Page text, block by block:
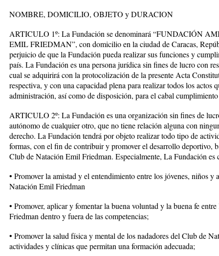
NOMBRE, DOMICILIO, OBJETO y DURACION
ARTICULO 1º: La Fundación se denominará “FUNDACIÓN
EMIL FRIEDMAN”, con domicilio en la ciudad de Caracas,
perjuicio de que la Fundación pueda realizar sus funciones y
país. La Fundación es una persona jurídica sin fines de lucro con
cual se adquirirá con la protocolización de la presente Acta
respectiva, y con una capacidad plena para realizar todos los actos
administración, así como de disposición, para el cabal
ARTICULO 2º: La Fundación es una organización sin fines de
autónomo de cualquier otro, que no tiene relación alguna con
derecho. La Fundación tendrá por objeto realizar todo tipo de
formas, con el fin de contribuir y promover el desarrollo deportivo,
Club de Natación Emil Friedman. Especialmente, La Fundación es
• Promover la amistad y el entendimiento entre los jóvenes, niños
Natación Emil Friedman
• Promover, aplicar y fomentar la buena voluntad y la buena fe
Friedman dentro y fuera de las competencias;
• Promover la salud física y mental de los nadadores del Club de
actividades y clínicas que permitan una formación adecuada;